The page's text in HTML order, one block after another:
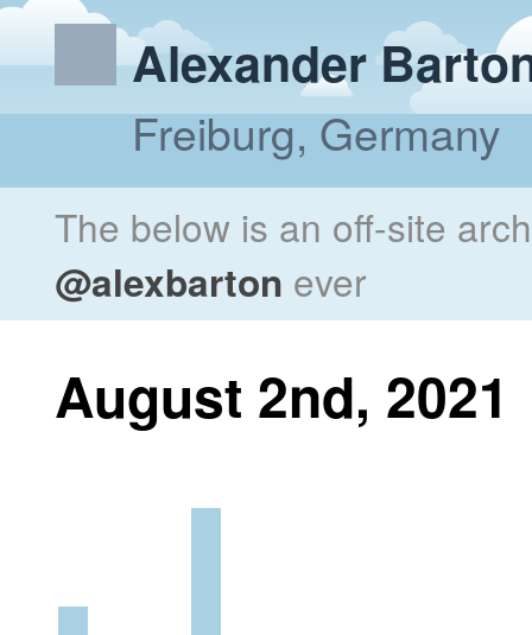
Alexander
Freiburg, Germany
The below is an off-site
@alexbarton ever
August 2nd, 2021